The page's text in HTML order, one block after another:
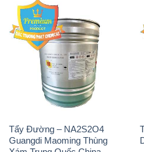
Tẩy Đường – NA2S2O4
Guangdi Maoming Thùng
Xám Trung Quốc China